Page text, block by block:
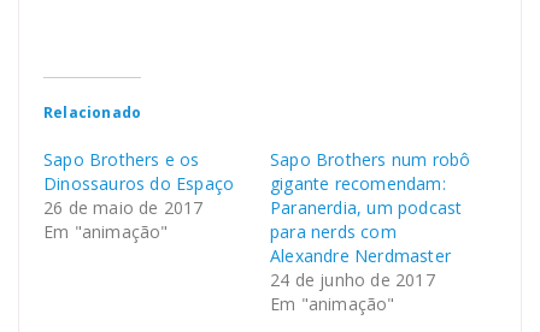
Relacionado
Sapo Brothers e os
Dinossauros do Espaço
26 de maio de 2017
Em "animação"
Sapo Brothers num robô
gigante recomendam:
Paranerdia, um podcast
para nerds com
Alexandre Nerdmaster
24 de junho de 2017
Em "animação"